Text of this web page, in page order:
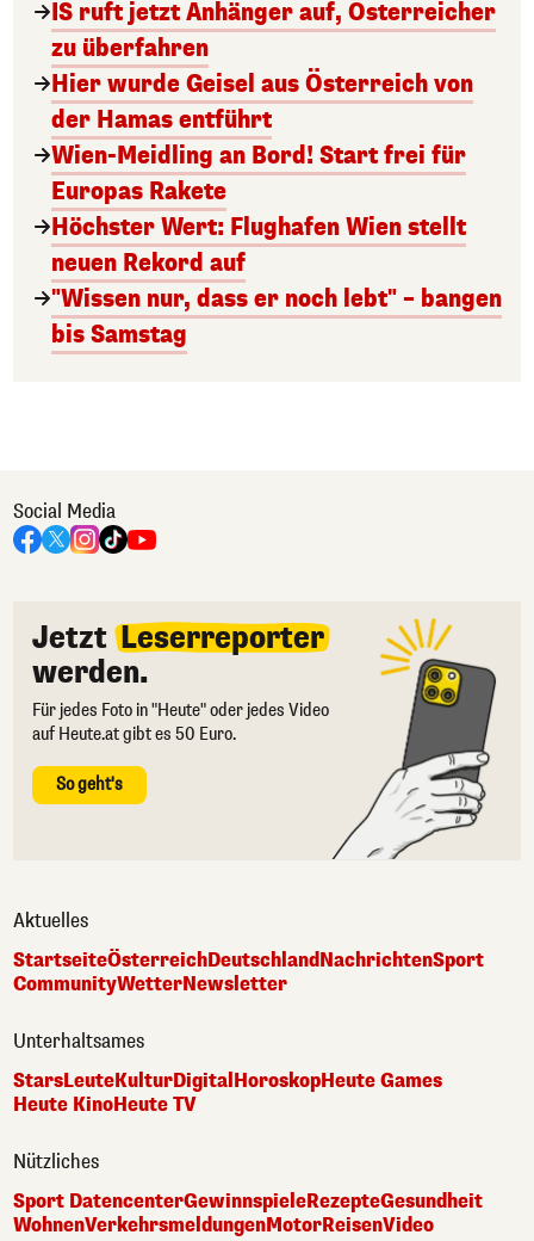
IS ruft jetzt Anhänger auf, Österreicher
zu überfahren
Hier wurde Geisel aus Österreich von
der Hamas entführt
Wien-Meidling an Bord! Start frei für
Europas Rakete
Höchster Wert: Flughafen Wien stellt
neuen Rekord auf
"Wissen nur, dass er noch lebt" – bangen
bis Samstag
Social Media
Jetzt Leserreporter
werden.
Für jedes Foto in "Heute" oder jedes Video
auf Heute.at gibt es 50 Euro.
So geht's
Aktuelles
StartseiteÖsterreichDeutschlandNachrichtenSport
CommunityWetterNewsletter
Unterhaltsames
StarsLeuteKulturDigital HoroskopHeute Games
Heute KinoHeute TV
Nützliches
Sport DatencenterGewinnspieleRezepteGesundheit
WohnenVerkehrsmeldungenMotorReisenVideo